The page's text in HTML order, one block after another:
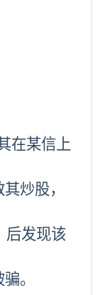
在某信上
炒股，
后发现该
。